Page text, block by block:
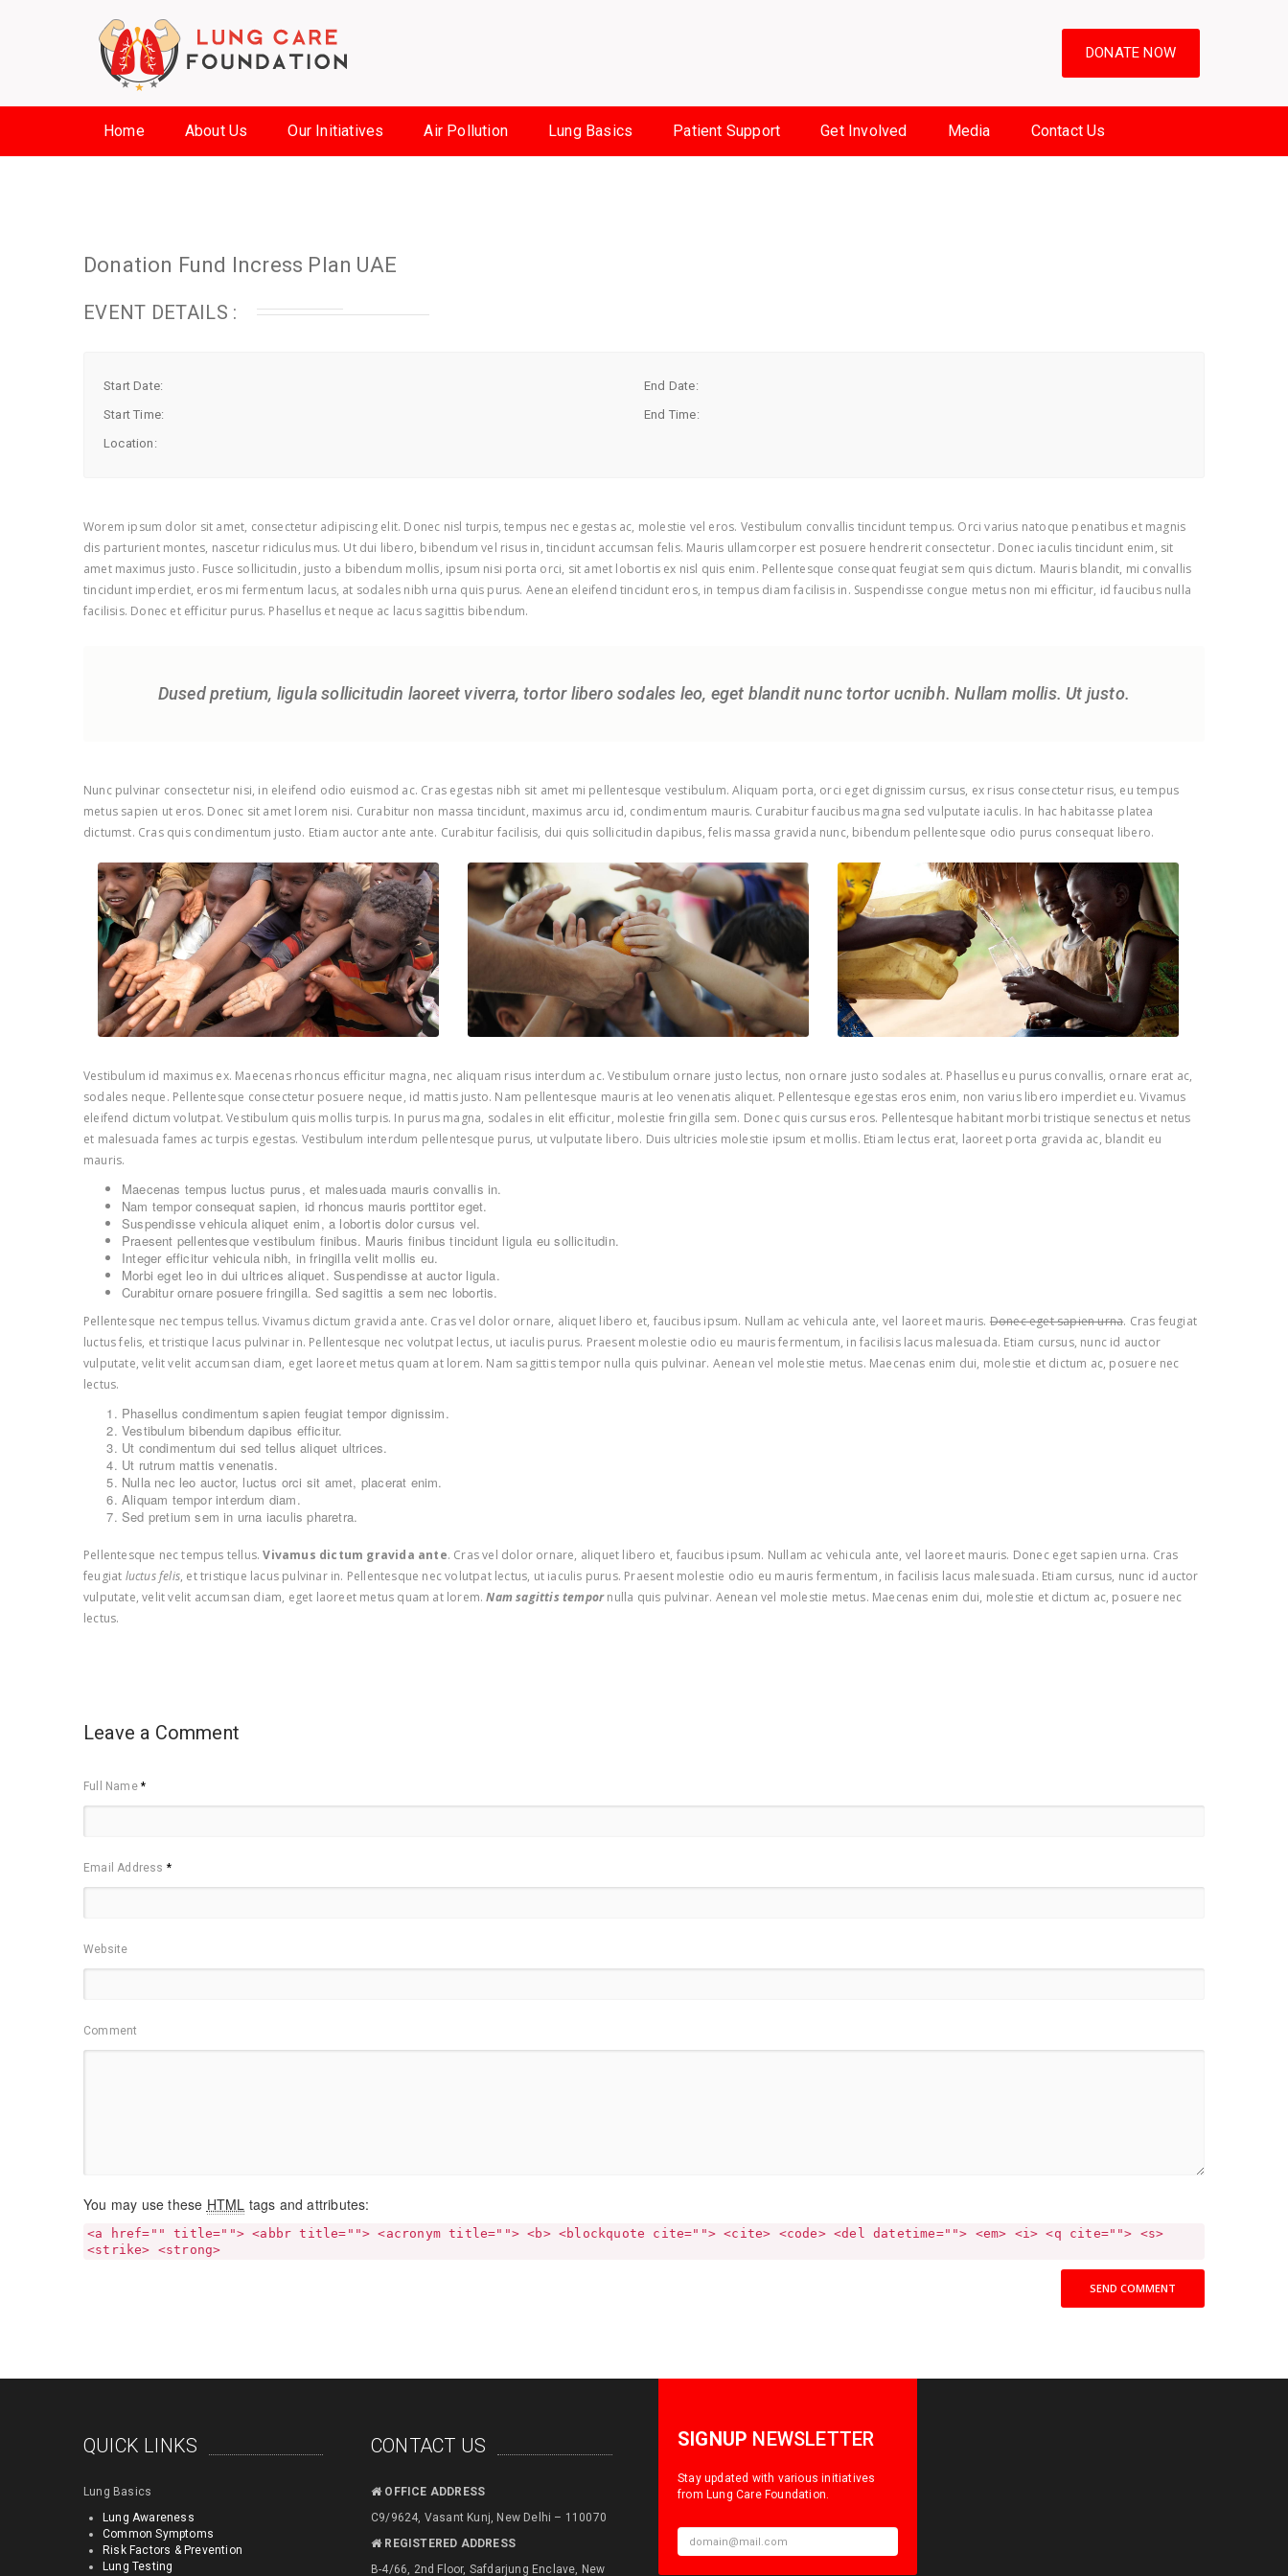
DONATE NOW
Home About Us Our Initiatives Air Pollution Lung Basics Patient Support Get Involved Media Contact Us
Donation Fund Incress Plan UAE
EVENT DETAILS :
Start Date:
End Date:
Start Time:
End Time:
Location:
Worem ipsum dolor sit amet, consectetur adipiscing elit. Donec nisl turpis, tempus nec egestas ac, molestie vel eros. Vestibulum convallis tincidunt tempus. Orci varius natoque penatibus et magnis
dis parturient montes, nascetur ridiculus mus. Ut dui libero, bibendum vel risus in, tincidunt accumsan felis. Mauris ullamcorper est posuere hendrerit consectetur. Donec iaculis tincidunt enim, sit
amet maximus justo. Fusce sollicitudin, justo a bibendum mollis, ipsum nisi porta orci, sit amet lobortis ex nisl quis enim. Pellentesque consequat feugiat sem quis dictum. Mauris blandit, mi convallis
tincidunt imperdiet, eros mi fermentum lacus, at sodales nibh urna quis purus. Aenean eleifend tincidunt eros, in tempus diam facilisis in. Suspendisse congue metus non mi efficitur, id faucibus nulla
facilisis. Donec et efficitur purus. Phasellus et neque ac lacus sagittis bibendum.
Dused pretium, ligula sollicitudin laoreet viverra, tortor libero sodales leo, eget blandit nunc tortor ucnibh. Nullam mollis. Ut justo.
Nunc pulvinar consectetur nisi, in eleifend odio euismod ac. Cras egestas nibh sit amet mi pellentesque vestibulum. Aliquam porta, orci eget dignissim cursus, ex risus consectetur risus, eu tempus
metus sapien ut eros. Donec sit amet lorem nisi. Curabitur non massa tincidunt, maximus arcu id, condimentum mauris. Curabitur faucibus magna sed vulputate iaculis. In hac habitasse platea
dictumst. Cras quis condimentum justo. Etiam auctor ante ante. Curabitur facilisis, dui quis sollicitudin dapibus, felis massa gravida nunc, bibendum pellentesque odio purus consequat libero.
Vestibulum id maximus ex. Maecenas rhoncus efficitur magna, nec aliquam risus interdum ac. Vestibulum ornare justo lectus, non ornare justo sodales at. Phasellus eu purus convallis, ornare erat ac,
sodales neque. Pellentesque consectetur posuere neque, id mattis justo. Nam pellentesque mauris at leo venenatis aliquet. Pellentesque egestas eros enim, non varius libero imperdiet eu. Vivamus
eleifend dictum volutpat. Vestibulum quis mollis turpis. In purus magna, sodales in elit efficitur, molestie fringilla sem. Donec quis cursus eros. Pellentesque habitant morbi tristique senectus et netus
et malesuada fames ac turpis egestas. Vestibulum interdum pellentesque purus, ut vulputate libero. Duis ultricies molestie ipsum et mollis. Etiam lectus erat, laoreet porta gravida ac, blandit eu
mauris.
Maecenas tempus luctus purus, et malesuada mauris convallis in.
Nam tempor consequat sapien, id rhoncus mauris porttitor eget.
Suspendisse vehicula aliquet enim, a lobortis dolor cursus vel.
Praesent pellentesque vestibulum finibus. Mauris finibus tincidunt ligula eu sollicitudin.
Integer efficitur vehicula nibh, in fringilla velit mollis eu.
Morbi eget leo in dui ultrices aliquet. Suspendisse at auctor ligula.
Curabitur ornare posuere fringilla. Sed sagittis a sem nec lobortis.
Pellentesque nec tempus tellus. Vivamus dictum gravida ante. Cras vel dolor ornare, aliquet libero et, faucibus ipsum. Nullam ac vehicula ante, vel laoreet mauris. Donec eget sapien urna. Cras feugiat
luctus felis, et tristique lacus pulvinar in. Pellentesque nec volutpat lectus, ut iaculis purus. Praesent molestie odio eu mauris fermentum, in facilisis lacus malesuada. Etiam cursus, nunc id auctor
vulputate, velit velit accumsan diam, eget laoreet metus quam at lorem. Nam sagittis tempor nulla quis pulvinar. Aenean vel molestie metus. Maecenas enim dui, molestie et dictum ac, posuere nec
lectus.
Phasellus condimentum sapien feugiat tempor dignissim.
Vestibulum bibendum dapibus efficitur.
Ut condimentum dui sed tellus aliquet ultrices.
Ut rutrum mattis venenatis.
Nulla nec leo auctor, luctus orci sit amet, placerat enim.
Aliquam tempor interdum diam.
Sed pretium sem in urna iaculis pharetra.
Pellentesque nec tempus tellus.Vivamus dictum gravida ante. Cras vel dolor ornare, aliquet libero et, faucibus ipsum. Nullam ac vehicula ante, vel laoreet mauris. Donec eget sapien urna. Cras
feugiat luctus felis, et tristique lacus pulvinar in. Pellentesque nec volutpat lectus, ut iaculis purus. Praesent molestie odio eu mauris fermentum, in facilisis lacus malesuada. Etiam cursus, nunc id auctor
vulputate, velit velit accumsan diam, eget laoreet metus quam at lorem. Nam sagittis tempornulla quis pulvinar. Aenean vel molestie metus. Maecenas enim dui, molestie et dictum ac, posuere nec
lectus.
Leave a Comment
Full Name*
Email Address *
Website
Comment
You may use these HTML tags and attributes:
<a href="" title=""> <abbr title=""> <acronym title=""> <b> <blockquote cite=""> <cite> <code> <del datetime=""> <em> <i> <q cite=""> <s>
<strike> <strong>
SEND COMMENT
QUICK LINKS
Lung Basics
Lung Awareness
Common Symptoms
Risk Factors & Prevention
Lung Testing
CONTACT US
OFFICE ADDRESS
C9/9624, Vasant Kunj, New Delhi – 110070
REGISTERED ADDRESS
B-4/66, 2nd Floor, Safdarjung Enclave, New
SIGNUP NEWSLETTER
Stay updated with various initiatives
from Lung Care Foundation.